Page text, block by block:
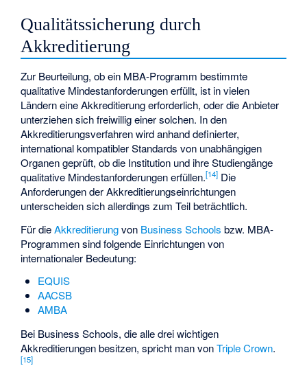
Qualitätssicherung durch
Akkreditierung
Zur Beurteilung, ob ein MBA-Programm bestimmte
qualitative Mindestanforderungen erfüllt, ist in vielen
Ländern eine Akkreditierung erforderlich, oder die Anbieter
unterziehen sich freiwillig einer solchen. In den
Akkreditierungsverfahren wird anhand definierter,
international kompatibler Standards von unabhängigen
Organen geprüft, ob die Institution und ihre Studiengänge
qualitative Mindestanforderungen erfüllen.[14] Die
Anforderungen der Akkreditierungseinrichtungen
unterscheiden sich allerdings zum Teil beträchtlich.
Für dieAkkreditierungvon Business Schools bzw. MBA-
Programmen sind folgende Einrichtungen von
internationaler Bedeutung:
EQUIS
AACSB
AMBA
Bei Business Schools, die alle drei wichtigen
Akkreditierungen besitzen, spricht man vonTriple Crown.
[15]